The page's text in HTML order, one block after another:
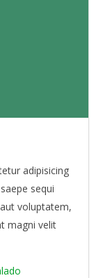
adipisicing
sequi
voluptatem,
magni velit